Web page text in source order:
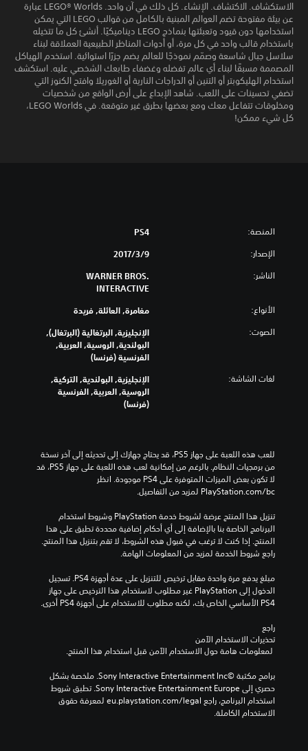
الاستكشاف. الاكتشاف. الإنشاء. كل ذلك في آن واحد. LEGO® Worlds عبارة
عن بيئة مفتوحة تضم العوالم المبنية بالكامل من قوالب LEGO التي يمكن
استخدامها دون قيود وتعبئتها بنماذج LEGO ديناميكيًا. أنشئ كل ما تتخيله
باستخدام قالب واحد في كل مرة، أو أدوات المناظر الطبيعية العملاقة لبناء
سلاسل جبال شاسعة وصمّم نموذجًا للعالم يضم جزرًا استوائية. استخدم الهياكل
المصممة مسبقًا لبناء أي عالم تفضله وغضفاء طابعك الشخصي عليه. استكشف
استخدام الهليكوبتر أو التنين أو الدراجات النارية أو الغوريلا وافتح الكنوز التي
تضفي تحسينات على اللعب. شاهد الإبداع على أرض الواقع من شخصيات
ومخلوقات تتفاعل معك ومع بعضها بطرق غير متوقعة. في LEGO Worlds،
كل شيء ممكن!
المنصة: PS4
الإصدار: 9‏/3‏/2017
الناشر:
WARNER BROS.
INTERACTIVE
الأنواع: مغامرة, العائلة, فريدة
الصوت:
الإنجليزية, البرتغالية (البرتغال),
البولندية, الروسية, العربية,
الفرنسية (فرنسا)
لغات الشاشة:
الإنجليزية, البولندية, التركية,
الروسية, العربية, الفرنسية
(فرنسا)
‎PlayStation.com/bc لمزيد من التفاصيل.
راجع شروط الخدمة لمزيد من المعلومات الهامة.
PS4 الأساسي الخاص بك، لكنه مطلوب للاستخدام على أجهزة PS4 أخرى.
راجع
تحذيرات الاستخدام الآمن
الاستخدام الكاملة.